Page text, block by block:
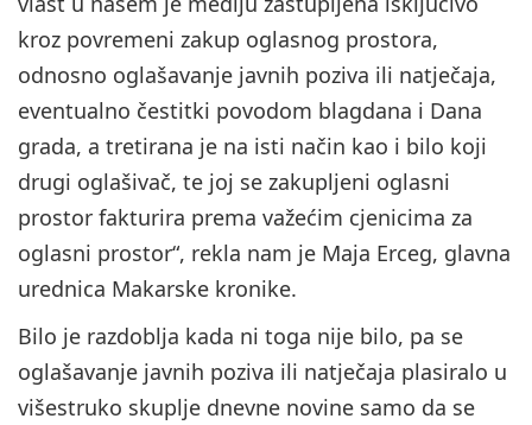
kroz povremeni zakup oglasnog prostora,
odnosno oglašavanje javnih poziva ili natječaja,
eventualno čestitki povodom blagdana i Dana
grada, a tretirana je na isti način kao i bilo koji
drugi oglašivač, te joj se zakupljeni oglasni
prostor fakturira prema važećim cjenicima za
oglasni prostor“, rekla nam je Maja Erceg, glavna
urednica Makarske kronike.
Bilo je razdoblja kada ni toga nije bilo, pa se
oglašavanje javnih poziva ili natječaja plasiralo u
višestruko skuplje dnevne novine samo da se